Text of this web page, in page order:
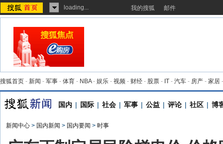
loading... 我的搜狐 邮件
搜狐首页 - 新闻 - 军事 - 体育 - NBA- 娱乐 - 视频 - 财经 - 股票 - IT - 汽车 - 房产 - 家居
国内 | 国际 | 社会 | 军事 | 公益 | 评论 | 社区 | 博
新闻中心 > 国内新闻 > 国内要闻 > 时事